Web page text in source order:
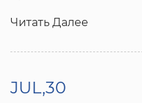
Читать Далее
JUL,30